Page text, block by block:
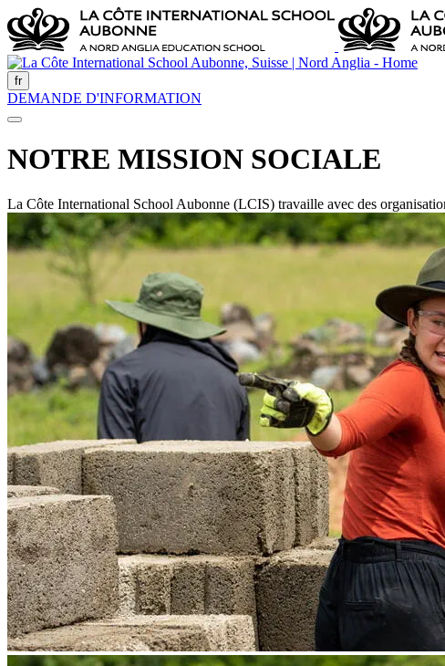
fr
DEMANDE D'INFORMATION
NOTRE MISSION SOCIALE
La Côte International School Aubonne (LCIS) travaille avec des